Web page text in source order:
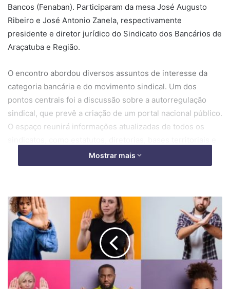
Bancos (Fenaban). Participaram da mesa José Augusto
Ribeiro e José Antonio Zanela, respectivamente
presidente e diretor jurídico do Sindicato dos Bancários de
Araçatuba e Região.
O encontro abordou diversos assuntos de interesse da
categoria bancária e do movimento sindical. Um dos
pontos centrais foi a discussão sobre a autorregulação
sindical, que prevê a criação de um portal nacional público.
O espaço reunirá informações atualizadas de todos os
acordos coletivos, facilitando a consulta por qualquer
cidadão em todo o País.
fechamento de agências bancárias e decisões recentes do
Tribunal Superior do Trabalho (TST), que reconhecem a
equiparação das administradoras de cartão às instituições
financeiras, garantindo a seus empregados o
enquadramento como financiários.
Segundo os representantes da Contec, o debate reforça a
Mostrar mais